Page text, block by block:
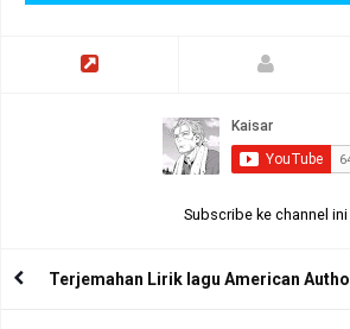
Subscribe ke channel ini
Terjemahan Lirik lagu American